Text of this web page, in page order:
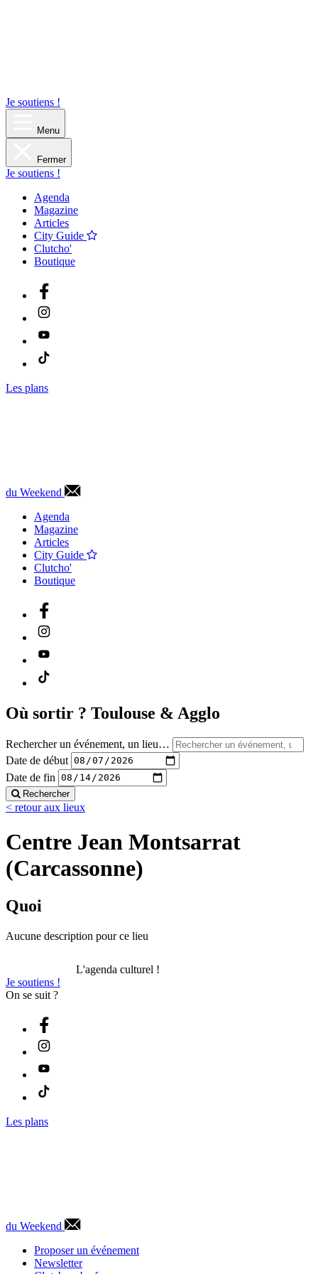
Je soutiens !
Menu
Fermer
Je soutiens !
Agenda
Magazine
Articles
City Guide
Clutcho'
Boutique
Les plans
du Weekend
Agenda
Magazine
Articles
City Guide
Clutcho'
Boutique
Où sortir ? Toulouse & Agglo
Rechercher un événement, un lieu…
Date de début
Date de fin
Rechercher
< retour aux lieux
Centre Jean Montsarrat
(Carcassonne)
Quoi
Aucune description pour ce lieu
L'agenda culturel !
Je soutiens !
On se suit ?
Les plans
du Weekend
Proposer un événement
Newsletter